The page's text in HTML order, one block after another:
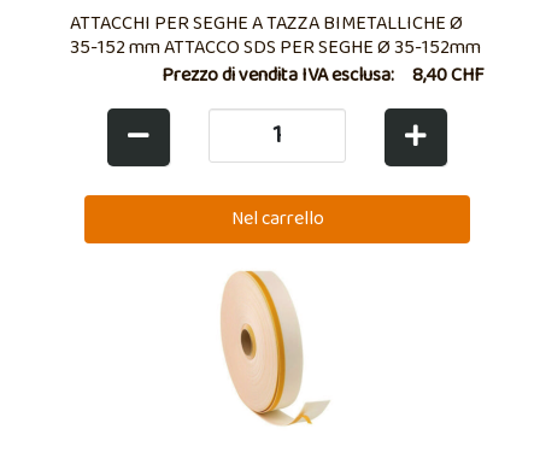
ATTACCHI PER SEGHE A TAZZA BIMETALLICHE Ø
35-152 mm ATTACCO SDS PER SEGHE Ø 35-152mm
Prezzo di vendita IVA esclusa: 8,40 CHF